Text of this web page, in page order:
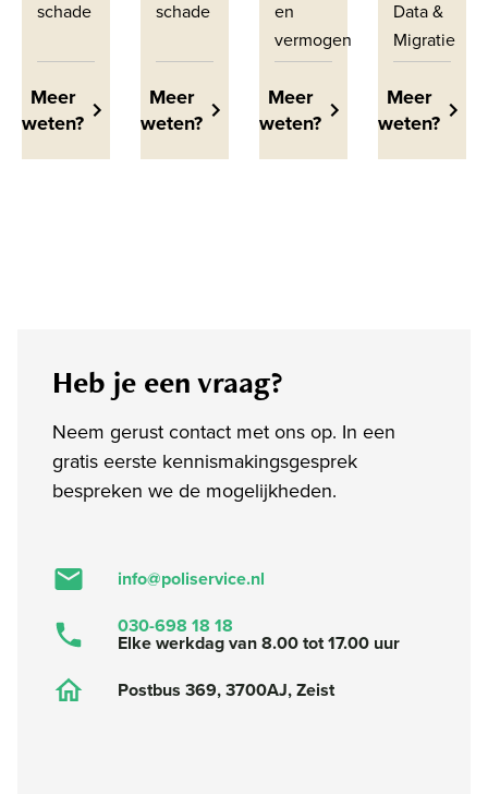
schade
Meer
weten?
schade
Meer
weten?
en
vermogen
Meer
weten?
Data &
Migratie
Meer
weten?
Heb je een vraag?
Neem gerust contact met ons op. In een
gratis eerste kennismakingsgesprek
bespreken we de mogelijkheden.
info@poliservice.nl
030-698 18 18
Elke werkdag van 8.00 tot 17.00 uur
Postbus 369, 3700AJ, Zeist